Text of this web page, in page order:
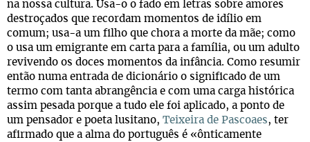
na nossa cultura. Usa-o o fado em letras sobre amores
destroçados que recordam momentos de idílio em
comum; usa-a um filho que chora a morte da mãe; como
o usa um emigrante em carta para a família, ou um adulto
revivendo os doces momentos da infância. Como resumir
então numa entrada de dicionário o significado de um
termo com tanta abrangência e com uma carga histórica
assim pesada porque a tudo ele foi aplicado, a ponto de
um pensador e poeta lusitano, Teixeira de Pascoaes, ter
afirmado que a alma do português é «ônticamente